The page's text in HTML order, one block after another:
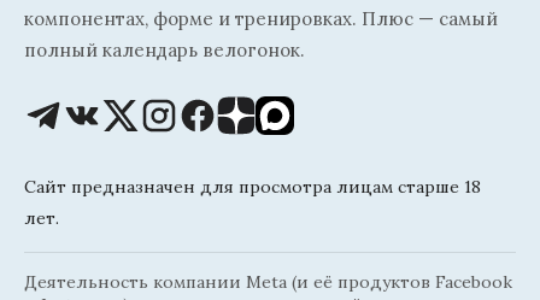
компонентах, форме и тренировках. Плюс — самый
полный календарь велогонок.
Сайт предназначен для просмотра лицам старше 18
лет.
Деятельность компании Meta (и её продуктов Facebook